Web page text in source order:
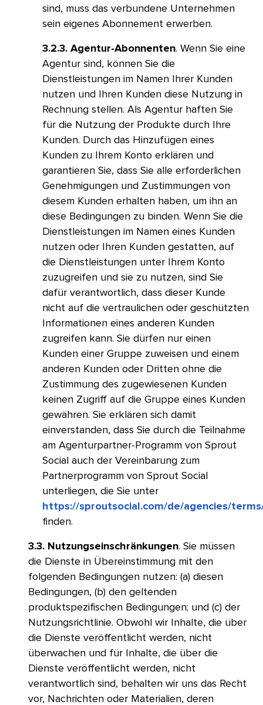
sind, muss das verbundene Unternehmen
sein eigenes Abonnement erwerben.​​
3.2.3. Agentur-Abonnenten. Wenn Sie eine
Agentur sind, können Sie die
Dienstleistungen im Namen Ihrer Kunden
nutzen und Ihren Kunden diese Nutzung in
Rechnung stellen. Als Agentur haften Sie
für die Nutzung der Produkte durch Ihre
Kunden. Durch das Hinzufügen eines
Kunden zu Ihrem Konto erklären und
garantieren Sie, dass Sie alle erforderlichen
Genehmigungen und Zustimmungen von
diesem Kunden erhalten haben, um ihn an
diese Bedingungen zu binden. Wenn Sie die
Dienstleistungen im Namen eines Kunden
nutzen oder Ihren Kunden gestatten, auf
die Dienstleistungen unter Ihrem Konto
zuzugreifen und sie zu nutzen, sind Sie
dafür verantwortlich, dass dieser Kunde
nicht auf die vertraulichen oder geschützten
Informationen eines anderen Kunden
zugreifen kann. Sie dürfen nur einen
Kunden einer Gruppe zuweisen und einem
anderen Kunden oder Dritten ohne die
Zustimmung des zugewiesenen Kunden
keinen Zugriff auf die Gruppe eines Kunden
gewähren. Sie erklären sich damit
einverstanden, dass Sie durch die Teilnahme
am Agenturpartner-Programm von Sprout
Social auch der Vereinbarung zum
Partnerprogramm von Sprout Social
unterliegen, die Sie unter
https://sproutsocial.com/de/agencies/
finden.​​
3.3. Nutzungseinschränkungen. Sie müssen
die Dienste in Übereinstimmung mit den
folgenden Bedingungen nutzen: (a) diesen
Bedingungen, (b) den geltenden
produktspezifischen Bedingungen; und (c) der
Nutzungsrichtlinie. Obwohl wir Inhalte, die über
die Dienste veröffentlicht werden, nicht
überwachen und für Inhalte, die über die
Dienste veröffentlicht werden, nicht
verantwortlich sind, behalten wir uns das Recht
vor, Nachrichten oder Materialien, deren